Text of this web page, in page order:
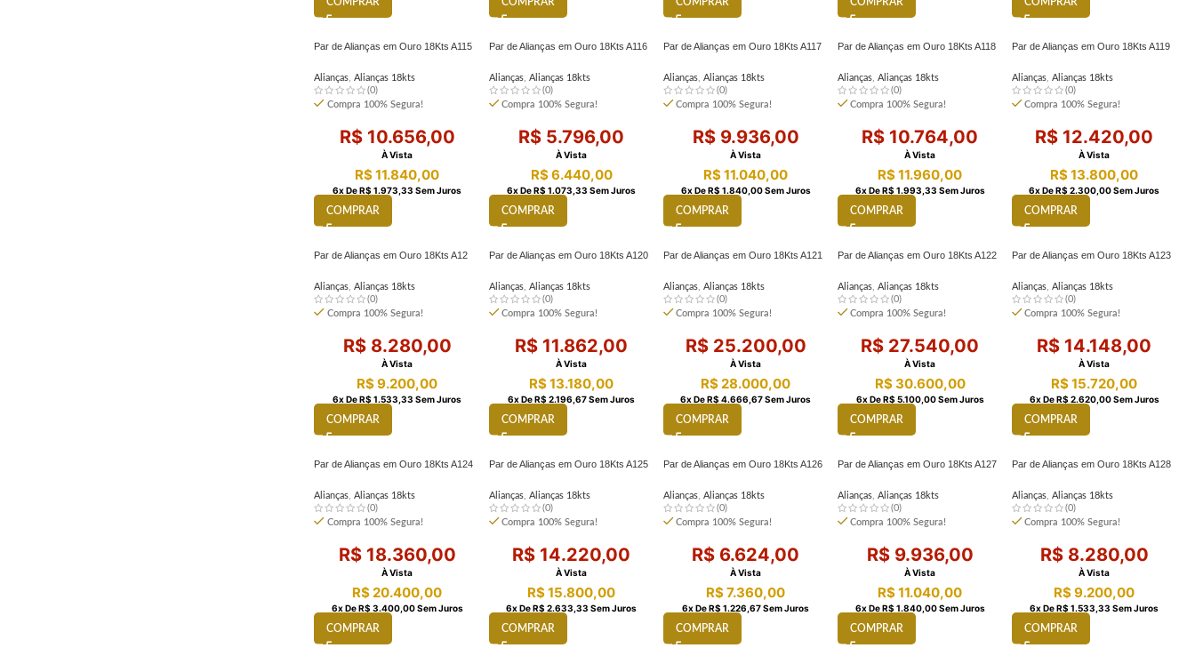
Par de Alianças em Ouro 18Kts A115
Alianças, Alianças 18kts
(0)
Compra 100% Segura!
R$10.656,00
À Vista
R$11.840,00
6X DeR$ 1.973,33 Sem Juros
COMPRAR
Par de Alianças em Ouro 18Kts A116
Alianças, Alianças 18kts
(0)
Compra 100% Segura!
R$ 5.796,00
À Vista
R$6.440,00
6X DeR$ 1.073,33 Sem Juros
COMPRAR
Par de Alianças em Ouro 18Kts A117
Alianças, Alianças 18kts
(0)
Compra 100% Segura!
R$9.936,00
À Vista
R$11.040,00
6X DeR$ 1.840,00Sem Juros
COMPRAR
Par de Alianças em Ouro 18Kts A118
Alianças, Alianças 18kts
(0)
Compra 100% Segura!
R$ 10.764,00
À Vista
R$11.960,00
6X DeR$ 1.993,33 Sem Juros
COMPRAR
Par de Alianças em Ouro 18Kts A119
Alianças, Alianças 18kts
(0)
Compra 100% Segura!
R$ 12.420,00
À Vista
R$13.800,00
6X DeR$ 2.300,00Sem Juros
COMPRAR
Par de Alianças em Ouro 18Kts A12
Alianças, Alianças 18kts
(0)
Compra 100% Segura!
R$8.280,00
À Vista
R$9.200,00
6X DeR$ 1.533,33 Sem Juros
COMPRAR
Par de Alianças em Ouro 18Kts A120
Alianças, Alianças 18kts
(0)
Compra 100% Segura!
R$ 11.862,00
À Vista
R$13.180,00
6X DeR$ 2.196,67Sem Juros
COMPRAR
Par de Alianças em Ouro 18Kts A121
Alianças, Alianças 18kts
(0)
Compra 100% Segura!
R$25.200,00
À Vista
R$28.000,00
6X DeR$ 4.666,67Sem Juros
COMPRAR
Par de Alianças em Ouro 18Kts A122
Alianças, Alianças 18kts
(0)
Compra 100% Segura!
R$ 27.540,00
À Vista
R$30.600,00
6X DeR$ 5.100,00Sem Juros
COMPRAR
Par de Alianças em Ouro 18Kts A123
Alianças, Alianças 18kts
(0)
Compra 100% Segura!
R$ 14.148,00
À Vista
R$15.720,00
6X DeR$ 2.620,00Sem Juros
COMPRAR
Par de Alianças em Ouro 18Kts A124
Alianças, Alianças 18kts
(0)
Compra 100% Segura!
R$18.360,00
À Vista
R$20.400,00
6X DeR$ 3.400,00Sem Juros
COMPRAR
Par de Alianças em Ouro 18Kts A125
Alianças, Alianças 18kts
(0)
Compra 100% Segura!
R$ 14.220,00
À Vista
R$15.800,00
6X DeR$ 2.633,33 Sem Juros
COMPRAR
Par de Alianças em Ouro 18Kts A126
Alianças, Alianças 18kts
(0)
Compra 100% Segura!
R$ 6.624,00
À Vista
R$7.360,00
6X DeR$ 1.226,67Sem Juros
COMPRAR
Par de Alianças em Ouro 18Kts A127
Alianças, Alianças 18kts
(0)
Compra 100% Segura!
R$9.936,00
À Vista
R$11.040,00
6X DeR$ 1.840,00Sem Juros
COMPRAR
Par de Alianças em Ouro 18Kts A128
Alianças, Alianças 18kts
(0)
Compra 100% Segura!
R$8.280,00
À Vista
R$9.200,00
6X DeR$ 1.533,33 Sem Juros
COMPRAR